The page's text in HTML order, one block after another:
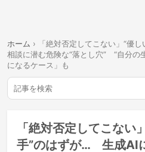
ホーム ›
「絶対否定してこない」“優
相談に潜む危険な“落とし穴” “自分の
になるケース」も
「絶対否定してこない
手”のはずが… 生成AI